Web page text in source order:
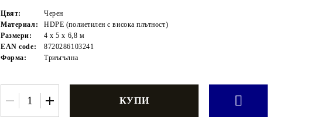
Цвят:
Черен
Материал:
HDPE (полиетилен с висока плътност)
Размери:
4 x 5 x 6,8 м
EAN code:
8720286103241
Форма:
Триъгълна